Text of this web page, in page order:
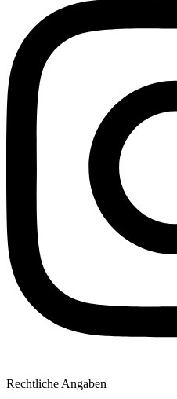
Rechtliche Angaben